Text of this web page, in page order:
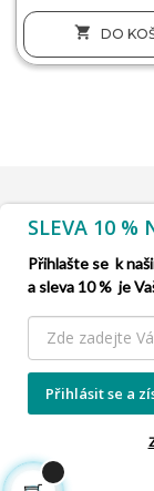
 DO
INFORMACE
SLUŽBA
NAŠE NABÍDKY
INFORMACE O
SLEVA 10 %
Přihlašte se k
a sleva 10 % je
Přihlásit se a